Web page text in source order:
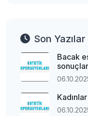
Son Yazılar
Bacak